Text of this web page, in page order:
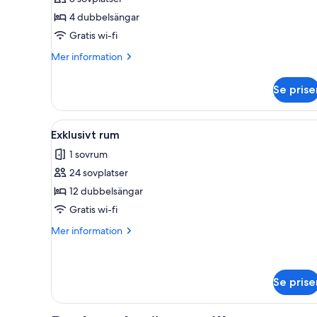
rum
4 dubbelsängar
Gratis wi-fi
Mer information
Mer
rum
Se
Öppna
alla
foton
för
Exklusivt
rum
Ett långt, smalt rum med en
6
Exklusivt rum
1 sovrum
24 sovplatser
12 dubbelsängar
Gratis wi-fi
Mer information
Mer
Se